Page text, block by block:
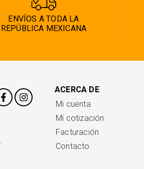
ENVÍOS A TODA LA
REPÚBLICA MEXICANA
ACERCA DE
Mi cuenta
Mi cotización
Facturación
Contacto